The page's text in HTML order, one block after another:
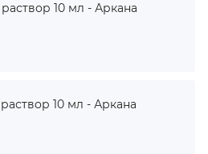
10 мл - Аркана
10 мл - Аркана